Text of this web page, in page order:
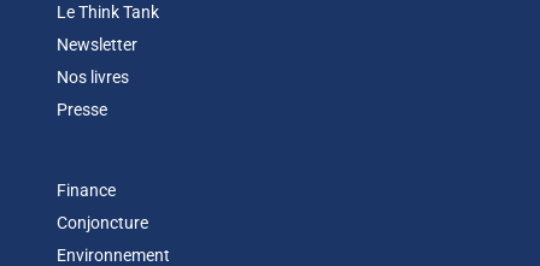
Le Think Tank
Newsletter
Nos livres
Presse
Finance
Conjoncture
Environnement